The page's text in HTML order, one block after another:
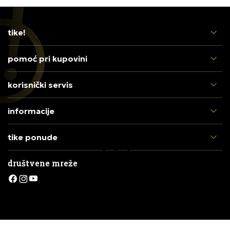
tike!
pomoć pri kupovini
korisnički servis
informacije
tike ponude
društvene mreže